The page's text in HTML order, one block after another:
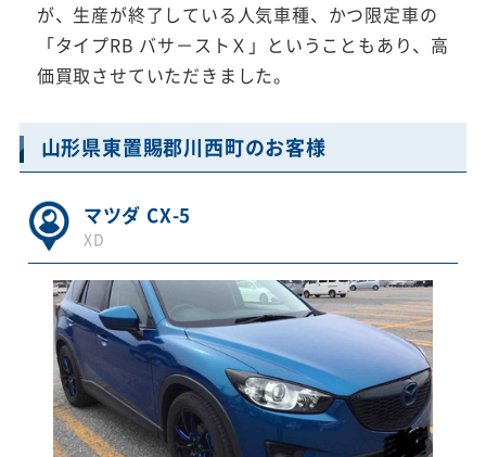
が、生産が終了している人気車種、かつ限定車の
「タイプRB バサ－ストＸ」ということもあり、高
価買取させていただきました。
山形県東置賜郡川西町のお客様
マツダ CX-5
XD